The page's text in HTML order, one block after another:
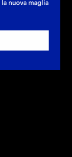
nuova maglia